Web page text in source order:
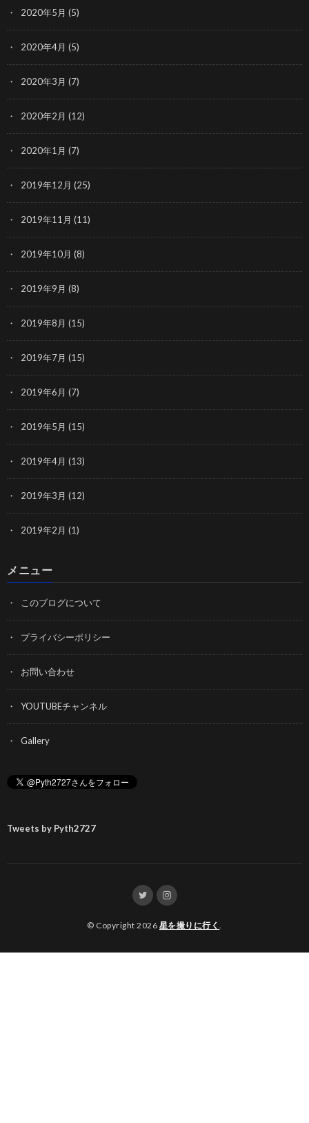
2020年5月 (5)
2020年4月 (5)
2020年3月 (7)
2020年2月 (12)
2020年1月 (7)
2019年12月 (25)
2019年11月 (11)
2019年10月 (8)
2019年9月 (8)
2019年8月 (15)
2019年7月 (15)
2019年6月 (7)
2019年5月 (15)
2019年4月 (13)
2019年3月 (12)
2019年2月 (1)
メニュー
このブログについて
プライバシーポリシー
お問い合わせ
YOUTUBEチャンネル
Gallery
Tweets by Pyth2727
© Copyright 2026 星を撮りに行く.